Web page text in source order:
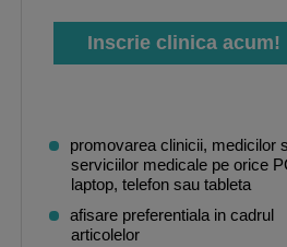
Inscrie clinica acum!
promovarea clinicii, medicilor
serviciilor medicale pe orice
laptop, telefon sau tableta
afisare preferentiala in cadrul
articolelor